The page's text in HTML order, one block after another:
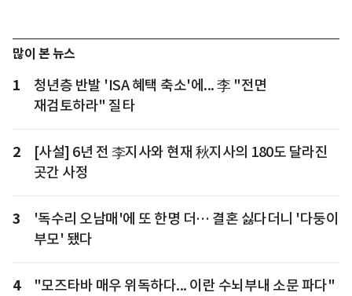
많이 본 뉴스
1
청년층 반발 'ISA 혜택 축소'에... 李 "전면
재검토하라" 질타
2
[사설] 6년 전 李지사와 현재 秋지사의 180도 달라진
곳간 사정
3
'독수리 오남매'에 또 한명 더… 결혼 싫다더니 '다둥이
부모' 됐다
4 "모즈타바 매우 위독하다... 이란 수뇌부내 소문 파다"